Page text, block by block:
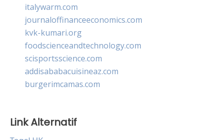
italywarm.com
journaloffinanceeconomics.com
kvk-kumari.org
foodscienceandtechnology.com
scisportsscience.com
addisababacuisineaz.com
burgerimcamas.com
Link Alternatif